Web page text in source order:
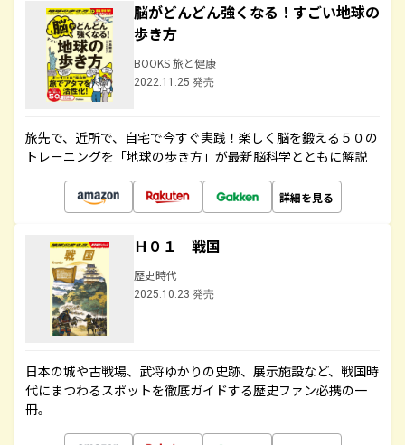
脳がどんどん強くなる！すごい地球の
歩き方
BOOKS 旅と健康
2022.11.25 発売
旅先で、近所で、自宅で今すぐ実践！楽しく脳を鍛える５０の
トレーニングを「地球の歩き方」が最新脳科学とともに解説
詳細を見る
Ｈ０１ 戦国
歴史時代
2025.10.23 発売
日本の城や古戦場、武将ゆかりの史跡、展示施設など、戦国時
代にまつわるスポットを徹底ガイドする歴史ファン必携の一
冊。